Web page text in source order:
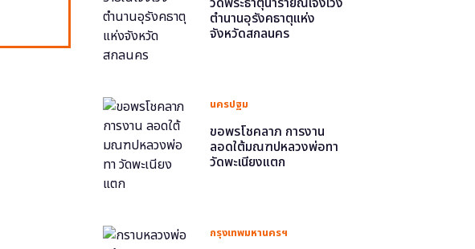
ตำนานอุรังคธาตุแห่ง
จังหวัดสกลนคร
นครปฐม
ขอพรโชคลาภ การงาน
ลอดใต้มณฑปหลวงพ่อทา
วัดพะเนียงแตก
กรุงเทพมหานครฯ